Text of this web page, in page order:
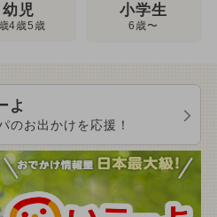
幼児
4歳5歳
小学生
6歳〜
よ
のお出かけを応援！